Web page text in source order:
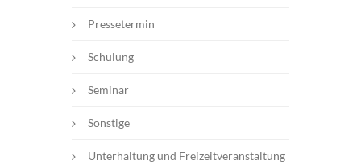
Pressetermin
Schulung
Seminar
Sonstige
Unterhaltung und Freizeitveranstaltung